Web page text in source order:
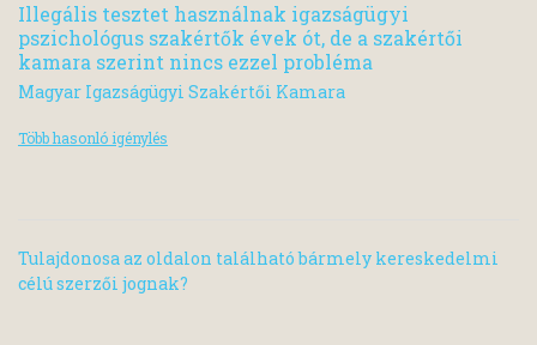
Illegális tesztet használnak igazságügyi
pszichológus szakértők évek ót, de a szakértői
kamara szerint nincs ezzel probléma
Magyar Igazságügyi Szakértői Kamara
Több hasonló igénylés
Tulajdonosa az oldalon található bármely kereskedelmi
célú szerzői jognak?